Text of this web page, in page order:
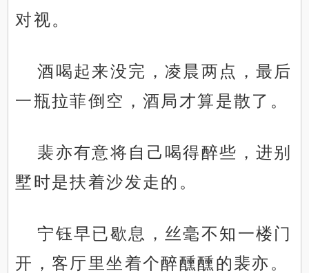
对视。
酒喝起来没完，凌晨两点，最后
一瓶拉菲倒空，酒局才算是散了。
裴亦有意将自己喝得醉些，进别
墅时是扶着沙发走的。
宁钰早已歇息，丝毫不知一楼门
开，客厅里坐着个醉醺醺的裴亦。